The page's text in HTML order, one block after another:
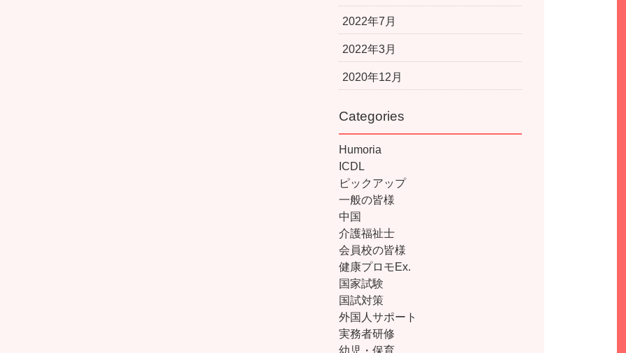
2022年7月
2022年3月
2020年12月
Categories
Humoria
ICDL
ピックアップ
一般の皆様
中国
介護福祉士
会員校の皆様
健康プロモEx.
国家試験
国試対策
外国人サポート
実務者研修
幼児・保育